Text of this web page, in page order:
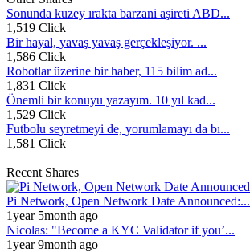
Sonunda kuzey ırakta barzani aşireti ABD...
1,519 Click
Bir hayal, yavaş yavaş gerçekleşiyor. ...
1,586 Click
Robotlar üzerine bir haber, 115 bilim ad...
1,831 Click
Önemli bir konuyu yazayım. 10 yıl kad...
1,529 Click
Futbolu seyretmeyi de, yorumlamayı da bı...
1,581 Click
Recent Shares
Pi Network, Open Network Date Announced:...
1year 5month ago
Nicolas: "Become a KYC Validator if you’...
1year 9month ago